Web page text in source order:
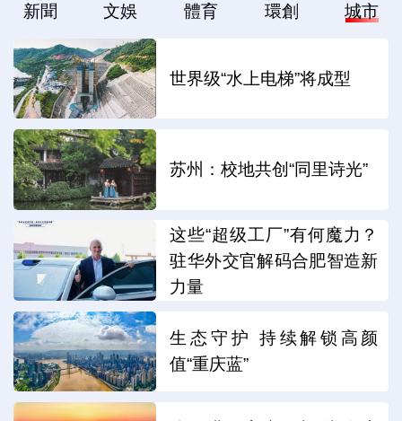
新聞 文娛 體育 環創 城市
世界级“水上电梯”将成型
苏州：校地共创“同里诗光”
这些“超级工厂”有何魔力？
驻华外交官解码合肥智造新
力量
生态守护 持续解锁高颜
值“重庆蓝”